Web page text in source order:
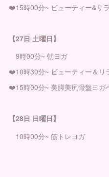
❤️15時00分~ ビューティー&リ
【27日 土曜日】
9時00分~ 朝ヨガ
❤️10時30分~ ビューティー＆リ
❤️15時00分~ 美脚美尻骨盤ヨガ
【28日 日曜日】
10時00分~ 筋トレヨガ